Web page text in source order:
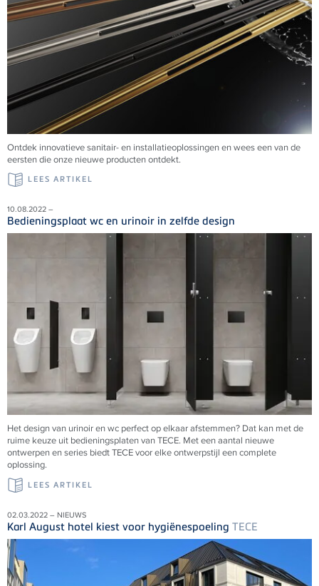
Ontdek innovatieve sanitair- en installatieoplossingen en wees een van de
eersten die onze nieuwe producten ontdekt.
LEES ARTIKEL
10.08.2022 –
Bedieningsplaat wc en urinoir in zelfde design
Het design van urinoir en wc perfect op elkaar afstemmen? Dat kan met de
ruime keuze uit bedieningsplaten vanTECE. Met een aantal nieuwe
ontwerpen en series biedtTECEvoor elke ontwerpstijl een complete
oplossing.
LEES ARTIKEL
02.03.2022 – NIEUWS
Karl August hotel kiest voor hygiënespoeling TECE